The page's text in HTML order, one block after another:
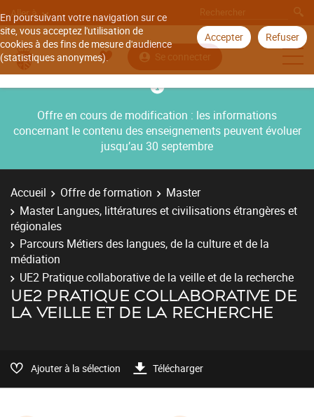
En poursuivant votre navigation sur ce
site, vous acceptez l'utilisation de
cookies à des fins de mesure d'audience
(statistiques anonymes).
Accepter Refuser
Aller à
Se connecter
Offre en cours de modification : les informations
concernant le contenu des enseignements peuvent évoluer
jusqu’au 30 septembre
Accueil Offre de formation
Master
Master Langues, littératures et civilisations étrangères et
régionales
Parcours Métiers des langues, de la culture et de la
médiation
UE2 Pratique collaborative de la veille et de la recherche
UE2 PRATIQUE COLLABORATIVE DE
LA VEILLE ET DE LA RECHERCHE
Ajouter à la sélection Télécharger